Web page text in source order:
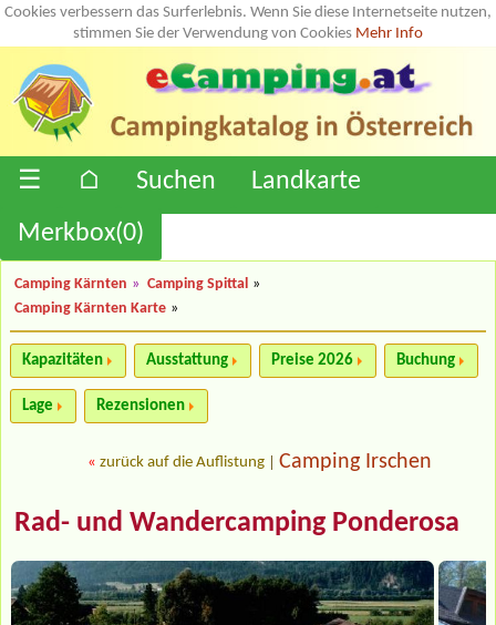
Cookies verbessern das Surferlebnis. Wenn Sie diese Internetseite nutzen,
stimmen Sie der Verwendung von Cookies Mehr Info
☰ ⌂ Suchen
Landkarte
Merkbox(0)
Camping Kärnten » Camping Spittal
»
Camping Kärnten Karte »
Kapazitäten Ausstattung Preise 2026 Buchung
Lage Rezensionen
« zurück auf die Auflistung Camping Irschen
Rad- und Wandercamping Ponderosa